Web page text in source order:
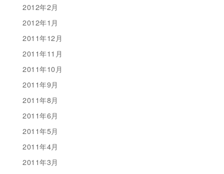
2012年2月
2012年1月
2011年12月
2011年11月
2011年10月
2011年9月
2011年8月
2011年6月
2011年5月
2011年4月
2011年3月